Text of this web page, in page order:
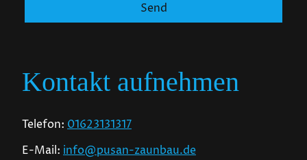
Send
Kontakt aufnehmen
Telefon: 01623131317
E-Mail: info@pusan-zaunbau.de